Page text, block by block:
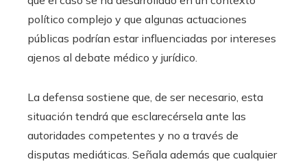
político complejo y que algunas actuaciones
públicas podrían estar influenciadas por intereses
ajenos al debate médico y jurídico.
La defensa sostiene que, de ser necesario, esta
situación tendrá que esclarecérsela ante las
autoridades competentes y no a través de
disputas mediáticas. Señala además que cualquier